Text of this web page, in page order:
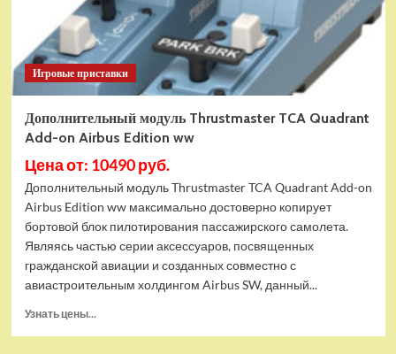
Игровые приставки
Дополнительный модуль Thrustmaster TCA Quadrant
Add-on Airbus Edition ww
Цена от: 10490 руб.
Дополнительный модуль Thrustmaster TCA Quadrant Add-on
Airbus Edition ww максимально достоверно копирует
бортовой блок пилотирования пассажирского самолета.
Являясь частью серии аксессуаров, посвященных
гражданской авиации и созданных совместно с
авиастроительным холдингом Airbus SW, данный...
Узнать цены...